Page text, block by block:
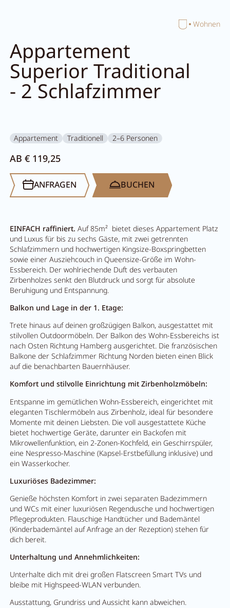
HomeWohnen
Appartement
Superior Traditional
- 2 Schlafzimmer
Appartement Traditionell 2–6 Personen
EINFACH raffiniert. Auf 85m² bietet dieses Appartement Platz
und Luxus für bis zu sechs Gäste, mit zwei getrennten
Schlafzimmern und hochwertigen Kingsize-Boxspringbetten
sowie einer Ausziehcouch in Queensize-Größe im Wohn-
Essbereich. Der wohlriechende Duft des verbauten
Zirbenholzes senkt den Blutdruck und sorgt für absolute
Beruhigung und Entspannung.
Balkon und Lage in der 1. Etage:
Trete hinaus auf deinen großzügigen Balkon, ausgestattet mit
stilvollen Outdoormöbeln. Der Balkon des Wohn-Essbereichs ist
nach Osten Richtung Hamberg ausgerichtet. Die französischen
Balkone der Schlafzimmer Richtung Norden bieten einen Blick
auf die benachbarten Bauernhäuser.
Komfort und stilvolle Einrichtung mit Zirbenholzmöbeln:
Entspanne im gemütlichen Wohn-Essbereich, eingerichtet mit
eleganten Tischlermöbeln aus Zirbenholz, ideal für besondere
Momente mit deinen Liebsten. Die voll ausgestattete Küche
bietet hochwertige Geräte, darunter ein Backofen mit
Mikrowellenfunktion, ein 2-Zonen-Kochfeld, ein Geschirrspüler,
eine Nespresso-Maschine (Kapsel-Erstbefüllung inklusive) und
ein Wasserkocher.
Luxuriöses Badezimmer:
Genieße höchsten Komfort in zwei separaten Badezimmern
und WCs mit einer luxuriösen Regendusche und hochwertigen
Pflegeprodukten. Flauschige Handtücher und Bademäntel
(Kinderbademäntel auf Anfrage an der Rezeption) stehen für
dich bereit.
Unterhaltung und Annehmlichkeiten:
Unterhalte dich mit drei großen Flatscreen Smart TVs und
bleibe mit Highspeed-WLAN verbunden.
Ausstattung, Grundriss und Aussicht kann abweichen.
AB € 119,25
BUCHEN
ANFRAGEN